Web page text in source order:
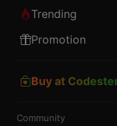
Trending
Promotion
Buy at
Community